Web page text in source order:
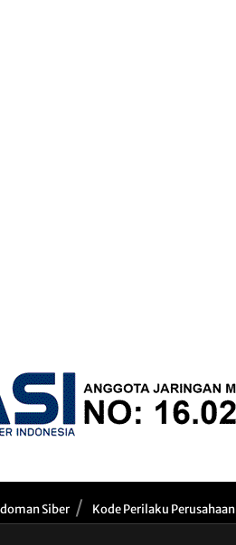
Siber Kode Perilaku Perusahaan